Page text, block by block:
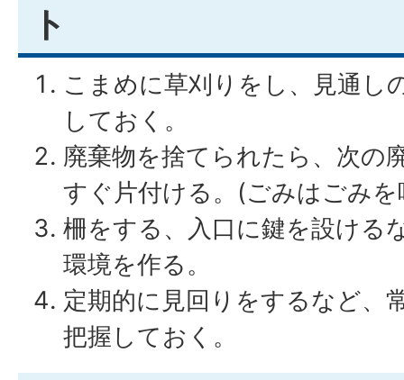
ト
こまめに草刈りをし、見通し
しておく。
廃棄物を捨てられたら、次の
すぐ片付ける。(ごみはごみ
柵をする、入口に鍵を設ける
環境を作る。
定期的に見回りをするなど、
把握しておく。